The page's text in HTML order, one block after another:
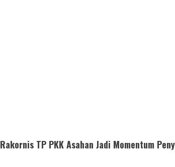
Rakornis TP PKK Asahan Jadi Momentum